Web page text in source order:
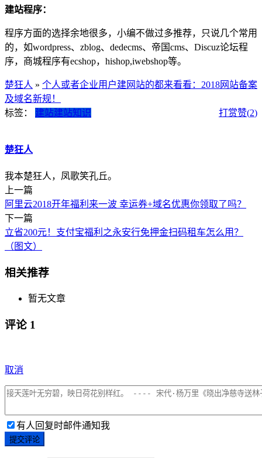
建站程序：
程序方面的选择余地很多，小编不做过多推荐，只说几个常用
的，如wordpress、zblog、dedecms、帝国cms、Discuz论坛程
序，商城程序有ecshop，hishop,iwebshop等。
楚狂人 » 个人或者企业用户建网站的都来看看：2018网站备案
及域名新规！
打赏赞(2)
标签： 建站建站知识
楚狂人
我本楚狂人，凤歌笑孔丘。
上一篇
阿里云2018开年福利来一波 幸运券+域名优惠你领取了吗？
下一篇
立省200元！支付宝福利之永安行免押金扫码租车怎么用？
（图文）
相关推荐
暂无文章
评论 1
取消
有人回复时邮件通知我
提交评论